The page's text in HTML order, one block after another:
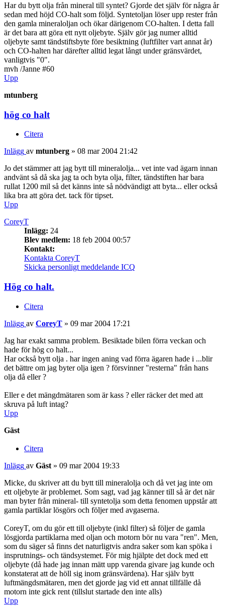
Har du bytt olja från mineral till syntet? Gjorde det själv för några år
sedan med höjd CO-halt som följd. Syntetoljan löser upp rester från
den gamla mineraloljan och ökar därigenom CO-halten. I detta fall
är det bara att göra ett nytt oljebyte. Själv gör jag numer alltid
oljebyte samt tändstiftsbyte före besiktning (luftfilter vart annat år)
och CO-halten har därefter alltid legat långt under gränsvärdet,
vanligtvis "0".
mvh /Janne #60
Upp
mtunberg
hög co halt
Citera
Inlägg av mtunberg » 08 mar 2004 21:42
Jo det stämmer att jag bytt till mineralolja... vet inte vad ägarn innan
andvänt så då ska jag ta och byta olja, filter, tändstiften har bara
rullat 1200 mil så det känns inte så nödvändigt att byta... eller också
lika bra att göra det. tack för tipset.
Upp
CoreyT
Inlägg: 24
Blev medlem: 18 feb 2004 00:57
Kontakt:
Kontakta CoreyT
Skicka personligt meddelande ICQ
Hög co halt.
Citera
Inlägg av CoreyT » 09 mar 2004 17:21
Jag har exakt samma problem. Besiktade bilen förra veckan och
hade för hög co halt...
Har också bytt olja . har ingen aning vad förra ägaren hade i ...blir
det bättre om jag byter olja igen ? försvinner "resterna" från hans
olja då eller ?
Eller e det mängdmätaren som är kass ? eller räcker det med att
skruva på luft intag?
Upp
Gäst
Citera
Inlägg av Gäst» 09 mar 2004 19:33
Micke, du skriver att du bytt till mineralolja och då vet jag inte om
ett oljebyte är problemet. Som sagt, vad jag känner till så är det när
man byter från mineral- till syntetolja som detta fenomen uppstår att
gamla partiklar lösgörs och följer med avgaserna.
CoreyT, om du gör ett till oljebyte (inkl filter) så följer de gamla
lösgjorda partiklarna med oljan och motorn bör nu vara "ren". Men,
som du säger så finns det naturligtvis andra saker som kan spöka i
insprutnings- och tändsystemet. För mig hjälpte det dock med ett
oljebyte (då hade jag innan mätt upp varenda givare jag kunde och
konstaterat att de höll sig inom gränsvärdena). Har själv bytt
luftmängdsmätaren, men det gjorde jag vid ett annat tillfälle då
motorn inte gick rent (tillslut startade den inte alls)
Upp